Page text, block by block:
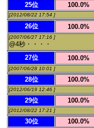
25位 100.0%
[2012/08/22 17:54 ]
26位 100.0%
[2007/06/27 17:16 ]
@4秒・・・・
27位
100.0%
[2007/06/28 10:01 ]
28位 100.0%
[2012/06/19 12:46 ]
29位 100.0%
[2012/08/22 17:21 ]
30位 100.0%